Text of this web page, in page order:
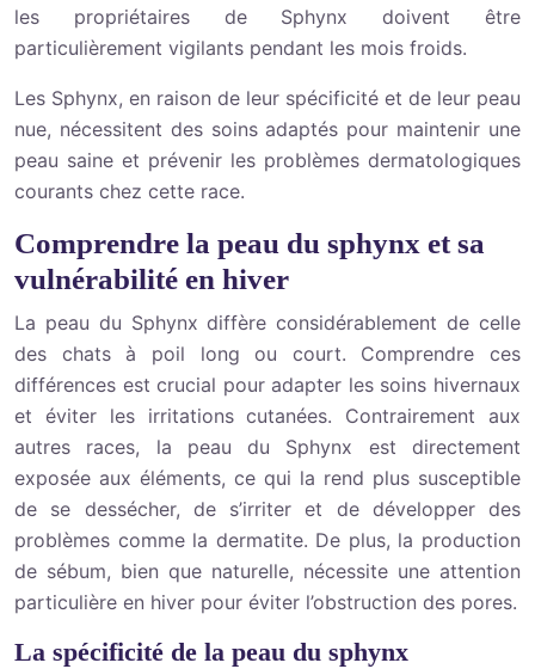
les propriétaires de Sphynx doivent être
particulièrement vigilants pendant les mois froids.
Les Sphynx, en raison de leur spécificité et de leur peau
nue, nécessitent des soins adaptés pour maintenir une
peau saine et prévenir les problèmes dermatologiques
courants chez cette race.
Comprendre la peau du sphynx et sa
vulnérabilité en hiver
La peau du Sphynx diffère considérablement de celle
des chats à poil long ou court. Comprendre ces
différences est crucial pour adapter les soins hivernaux
et éviter les irritations cutanées. Contrairement aux
autres races, la peau du Sphynx est directement
exposée aux éléments, ce qui la rend plus susceptible
de se dessécher, de s’irriter et de développer des
problèmes comme la dermatite. De plus, la production
de sébum, bien que naturelle, nécessite une attention
particulière en hiver pour éviter l’obstruction des pores.
La spécificité de la peau du sphynx